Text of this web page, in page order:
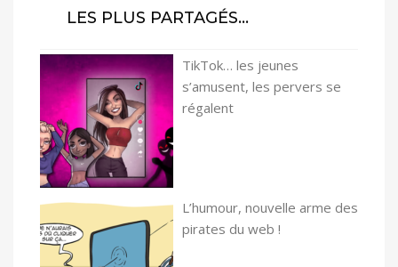
LES PLUS PARTAGÉS…
TikTok… les jeunes
s’amusent, les pervers se
régalent
L’humour, nouvelle arme des
pirates du web !